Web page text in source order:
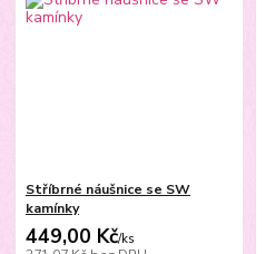
Stříbrné náušnice se SW
kamínky
449,00 Kč/ks